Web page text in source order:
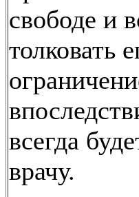
свободе и
толковать
всегда
врачу.